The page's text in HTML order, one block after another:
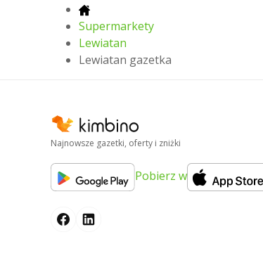
Supermarkety
Lewiatan
Lewiatan gazetka
Najnowsze gazetki, oferty i zniżki
Pobierz w